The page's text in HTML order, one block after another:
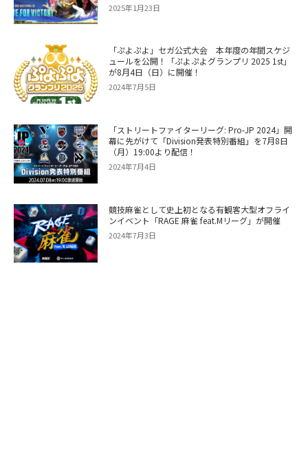
2025年1月23日
「ぷよぷよ」セガ公式大会 本年度の年間スケジ
ュールを公開！「ぷよぷよグランプリ 2025 1st」
が8月4日（日）に開催！
2024年7月5日
「ストリートファイターリーグ: Pro-JP 2024」開
幕に先がけて「Division発表特別番組」を7月8日
（月）19:00より配信！
2024年7月4日
競技麻雀として史上初となる有観客大型オフライ
ンイベント「RAGE 麻雀 feat.Mリーグ」が開催
2024年7月3日